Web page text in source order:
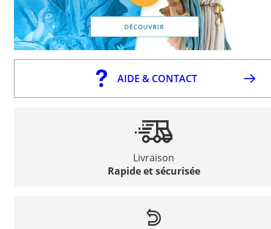
AIDE & CONTACT
Livraison
Rapide et sécurisée